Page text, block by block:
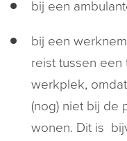
bij een
bij een
reist tussen
werkplek,
(nog) niet bij de
wonen. Dit is